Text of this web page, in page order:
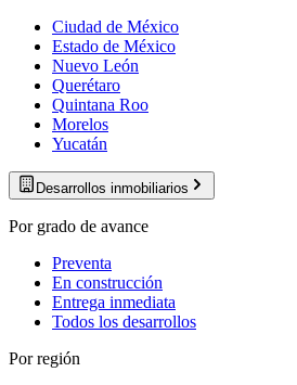
Ciudad de México
Estado de México
Nuevo León
Querétaro
Quintana Roo
Morelos
Yucatán
Desarrollos inmobiliarios
Por grado de avance
Preventa
En construcción
Entrega inmediata
Todos los desarrollos
Por región